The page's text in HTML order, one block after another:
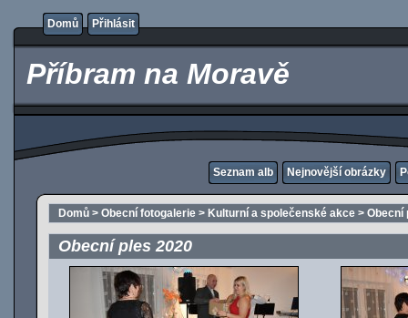
Domů Přihlásit
Příbram na Moravě
Seznam alb Nejnovější obrázky
Domů > Obecní fotogalerie > Kulturní a společenské akce > Obecní
Obecní ples 2020